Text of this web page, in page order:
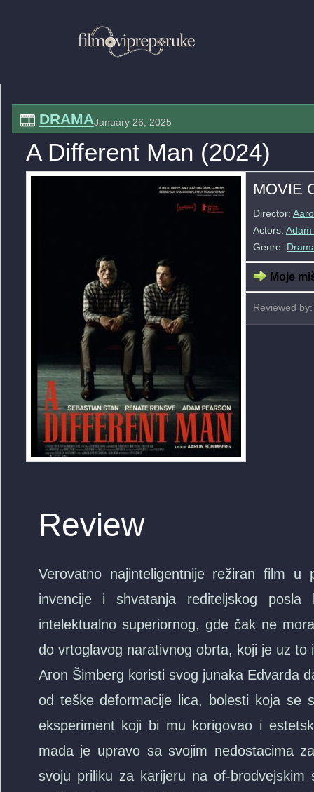
DRAMAJanuary 26, 2025
A Different Man (2024)
MOVIE
Director:
Actors:
Genre:
Moje
Reviewed
Review
Verovatno najinteligentnije režiran film u
invencije i shvatanja rediteljskog
intelektualno superiornog, gde čak ne
do vrtoglavog narativnog obrta, koji je uz to
Aron Šimberg koristi svog junaka Edvarda
od teške deformacije lica, bolesti koja se
eksperiment koji bi mu korigovao i
mada je upravo sa svojim nedostacima
svoju priliku za karijeru na of-